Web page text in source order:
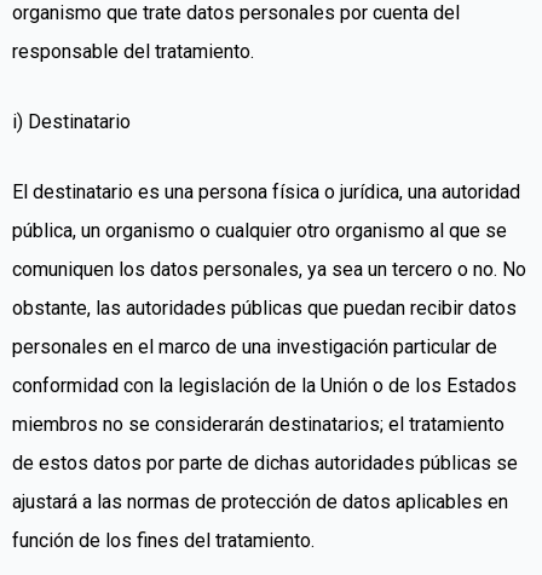
organismo que trate datos personales por cuenta del
responsable del tratamiento.
i) Destinatario
El destinatario es una persona física o jurídica, una autoridad
pública, un organismo o cualquier otro organismo al que se
comuniquen los datos personales, ya sea un tercero o no. No
obstante, las autoridades públicas que puedan recibir datos
personales en el marco de una investigación particular de
conformidad con la legislación de la Unión o de los Estados
miembros no se considerarán destinatarios; el tratamiento
de estos datos por parte de dichas autoridades públicas se
ajustará a las normas de protección de datos aplicables en
función de los fines del tratamiento.